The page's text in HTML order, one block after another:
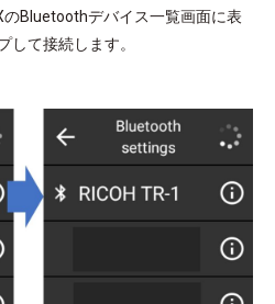
のBluetoothデバイス一覧画面に表
して接続します。